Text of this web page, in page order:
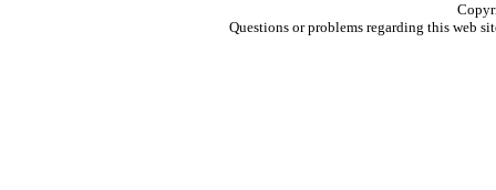
Questions or problems regarding this web